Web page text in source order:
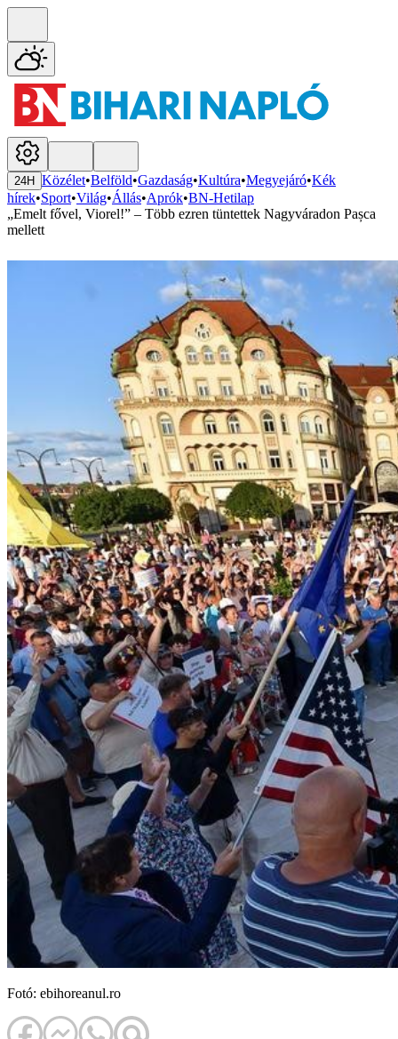
24H Közélet•Belföld•Gazdaság•Kultúra•Megyejáró•Kék
hírek•Sport•Világ•Állás•Aprók•BN-Hetilap
„Emelt fővel, Viorel!” – Több ezren tüntettek Nagyváradon Pașca
mellett
Fotó: ebihoreanul.ro